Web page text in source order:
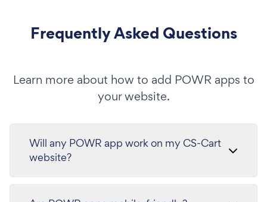
Frequently Asked Questions
Learn more about how to add POWR apps to
your website.
Will any POWR app work on my CS-Cart
website?